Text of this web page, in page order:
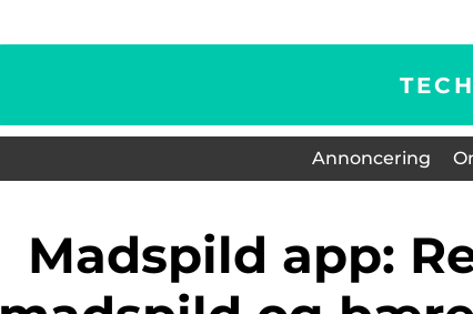
Annoncering
Madspild app: Reduktion af